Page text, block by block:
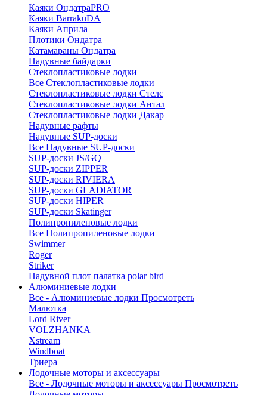
Каяки ОндатраPRO
Каяки BarrakuDA
Каяки Априла
Плотики Ондатра
Катамараны Ондатра
Надувные байдарки
Стеклопластиковые лодки
Все Стеклопластиковые лодки
Стеклопластиковые лодки Стелс
Стеклопластиковые лодки Антал
Стеклопластиковые лодки Дакар
Надувные рафты
Надувные SUP-доски
Все Надувные SUP-доски
SUP-доски JS/GQ
SUP-доски ZIPPER
SUP-доски RIVIERA
SUP-доски GLADIATOR
SUP-доски HIPER
SUP-доски Skatinger
Полипропиленовые лодки
Все Полипропиленовые лодки
Swimmer
Roger
Striker
Надувной плот палатка polar bird
Алюминиевые лодки
Все - Алюминиевые лодки Просмотреть
Малютка
Lord River
VOLZHANKA
Xstream
Windboat
Триера
Лодочные моторы и аксессуары
Все - Лодочные моторы и аксессуары Просмотреть